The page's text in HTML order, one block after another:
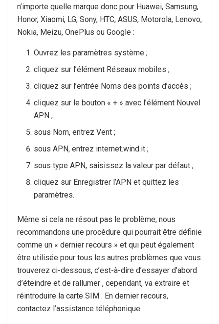
n’importe quelle marque donc pour Huawei, Samsung,
Honor, Xiaomi, LG, Sony, HTC, ASUS, Motorola, Lenovo,
Nokia, Meizu, OnePlus ou Google :
Ouvrez les paramètres système ;
cliquez sur l’élément Réseaux mobiles ;
cliquez sur l’entrée Noms des points d’accès ;
cliquez sur le bouton « + » avec l’élément Nouvel
APN ;
sous Nom, entrez Vent ;
sous APN, entrez internet.wind.it ;
sous type APN, saisissez la valeur par défaut ;
cliquez sur Enregistrer l’APN et quittez les
paramètres.
Même si cela ne résout pas le problème, nous
recommandons une procédure qui pourrait être définie
comme un « dernier recours » et qui peut également
être utilisée pour tous les autres problèmes que vous
trouverez ci-dessous, c’est-à-dire d’essayer d’abord
d’éteindre et de rallumer , cependant, va extraire et
réintroduire la carte SIM . En dernier recours,
contactez l’assistance téléphonique.